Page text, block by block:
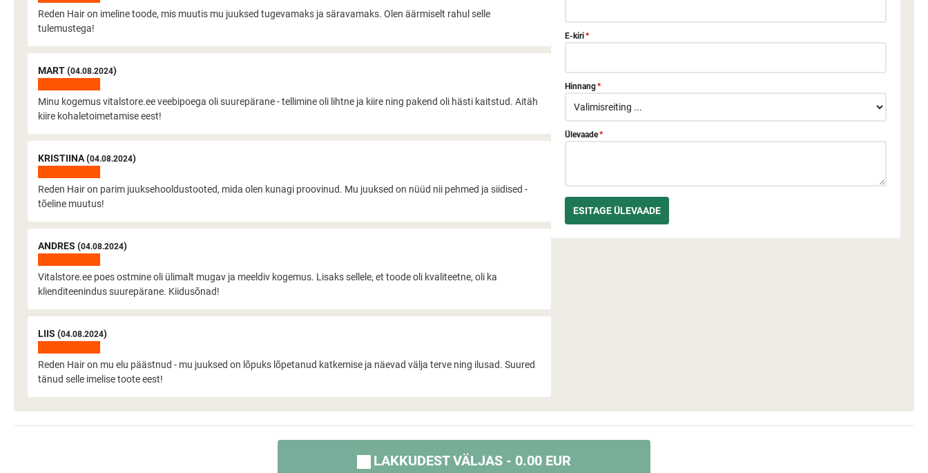
Reden Hair on imeline toode, mis muutis mu juuksed tugevamaks ja säravamaks. Olen äärmiselt rahul selle
tulemustega!
MART (04.08.2024)
Minu kogemus vitalstore.ee veebipoega oli suurepärane - tellimine oli lihtne ja kiire ning pakend oli hästi kaitstud. Aitäh
kiire kohaletoimetamise eest!
KRISTIINA (04.08.2024)
Reden Hair on parim juuksehooldustooted, mida olen kunagi proovinud. Mu juuksed on nüüd nii pehmed ja siidised -
tõeline muutus!
ANDRES (04.08.2024)
Vitalstore.ee poes ostmine oli ülimalt mugav ja meeldiv kogemus. Lisaks sellele, et toode oli kvaliteetne, oli ka
klienditeenindus suurepärane. Kiidusõnad!
LIIS (04.08.2024)
Reden Hair on mu elu päästnud - mu juuksed on lõpuks lõpetanud katkemise ja näevad välja terve ning ilusad. Suured
tänud selle imelise toote eest!
E-kiri*
Hinnang*
Ülevaade*
LAKKUDEST VÄLJAS - 0.00 EUR